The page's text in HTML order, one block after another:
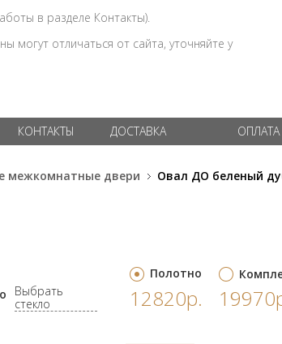
в разделе Контакты).
могут отличаться от сайта, уточняйте у
КОНТАКТЫ ДОСТАВКА ОПЛАТА
межкомнатные двери Овал ДО беленый
Выбрать
стекло
Полотно
12820р.